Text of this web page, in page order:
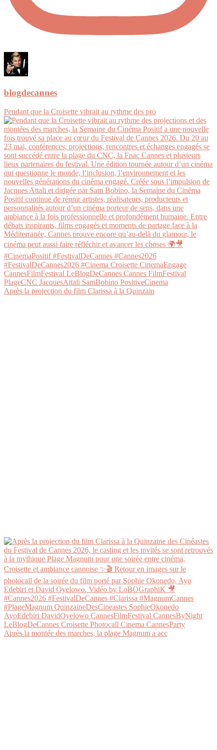
blogdecannes
Pendant que la Croisette vibrait au rythme des pro
Après la projection du film Clarissa à la Quinzain
Après la montée des marches, la plage Magnum a acc